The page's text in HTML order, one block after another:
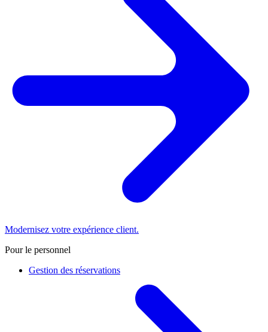
Modernisez votre expérience client.
Pour le personnel
Gestion des réservations